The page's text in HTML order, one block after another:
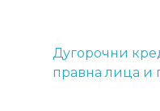
Дугорочни
правна лица и